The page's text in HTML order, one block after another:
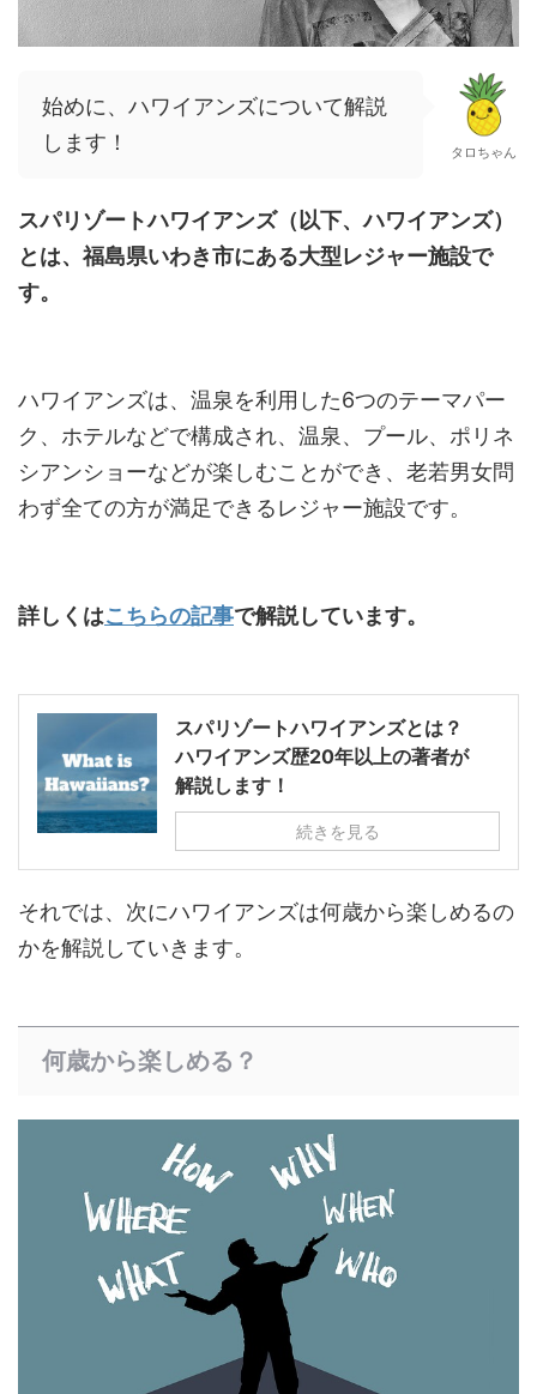
始めに、ハワイアンズについて解説
します！
タロちゃん
スパリゾートハワイアンズ（以下、ハワイアンズ）
とは、福島県いわき市にある大型レジャー施設で
す。
ハワイアンズは、温泉を利用した6つのテーマパー
ク、ホテルなどで構成され、温泉、プール、ポリネ
シアンショーなどが楽しむことができ、老若男女問
わず全ての方が満足できるレジャー施設です。
詳しくはこちらの記事で解説しています。
スパリゾートハワイアンズとは？
ハワイアンズ歴20年以上の著者が
解説します！
続きを見る
それでは、次にハワイアンズは何歳から楽しめるの
かを解説していきます。
何歳から楽しめる？